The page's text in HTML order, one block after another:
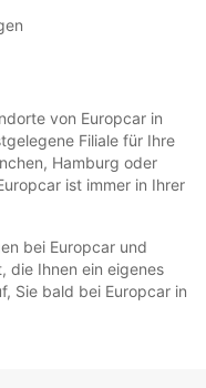
von Europcar in
Filiale für Ihre
Hamburg oder
ist immer in Ihrer
bei Europcar und
die Ihnen ein eigenes
Sie bald bei Europcar in